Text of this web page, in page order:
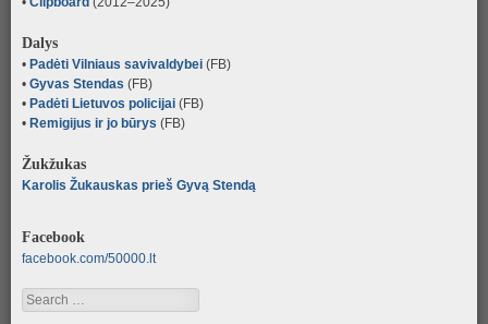
Dalys
• Padėti Vilniaus savivaldybei (FB)
• Gyvas Stendas (FB)
• Padėti Lietuvos policijai (FB)
• Remigijus ir jo būrys (FB)
Žukžukas
Karolis Žukauskas prieš Gyvą Stendą
Facebook
facebook.com/50000.lt
Search